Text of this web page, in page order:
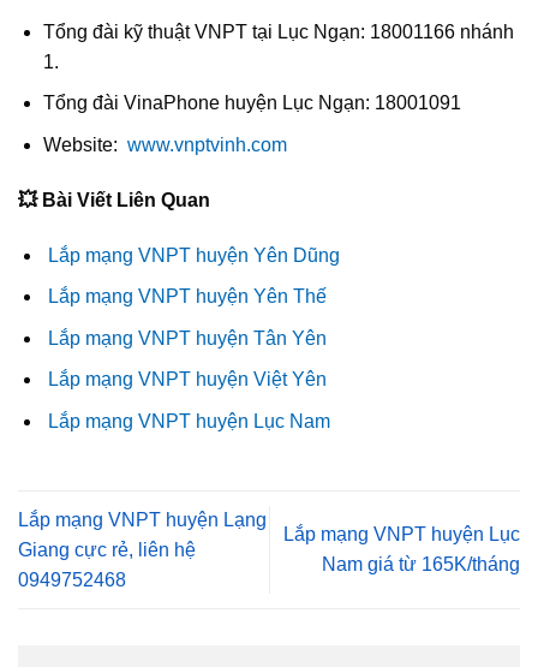
Tổng đài kỹ thuật VNPT tại Lục Ngạn: 18001166 nhánh
1.
Tổng đài VinaPhone huyện Lục Ngạn: 18001091
Website: www.vnptvinh.com
💥 Bài Viết Liên Quan
Lắp mạng VNPT huyện Yên Dũng
Lắp mạng VNPT huyện Yên Thế
Lắp mạng VNPT huyện Tân Yên
Lắp mạng VNPT huyện Việt Yên
Lắp mạng VNPT huyện Lục Nam
Lắp mạng VNPT huyện Lạng
Giang cực rẻ, liên hệ
0949752468
Lắp mạng VNPT huyện Lục
Nam giá từ 165K/tháng